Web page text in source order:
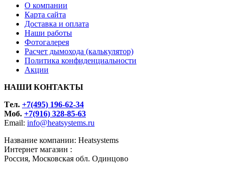
О компании
Карта сайта
Доставка и оплата
Наши работы
Фотогалерея
Расчет дымохода (калькулятор)
Политика конфиденциальности
Акции
НАШИ КОНТАКТЫ
Tел. +7(495) 196-62-34
Моб. +7(916) 328-85-63
Email: info@heatsystems.ru
Название компании: Heatsystems
Интернет магазин :
Россия, Московская обл. Одинцово